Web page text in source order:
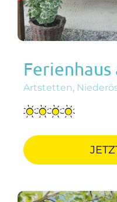
Ferienhaus
Artstetten,